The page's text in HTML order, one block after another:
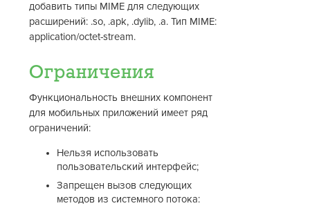
добавить типы MIME для следующих
расширений: .so, .apk, .dylib, .a. Тип MIME:
application/octet-stream.
Ограничения
Функциональность внешних компонент
для мобильных приложений имеет ряд
ограничений:
Нельзя использовать
пользовательский интерфейс;
Запрещен вызов следующих
методов из системного потока: